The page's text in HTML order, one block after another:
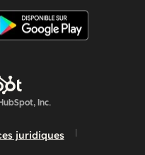
Inc.
juridiques